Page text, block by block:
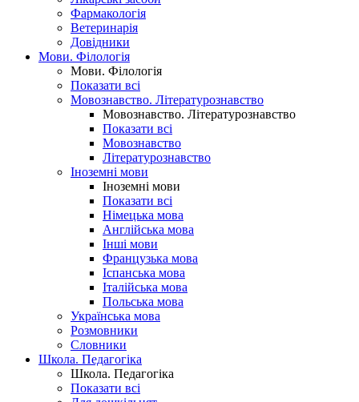
Фармакологія
Ветеринарія
Довідники
Мови. Філологія
Мови. Філологія
Показати всі
Мовознавство. Літературознавство
Мовознавство. Літературознавство
Показати всі
Мовознавство
Літературознавство
Іноземні мови
Іноземні мови
Показати всі
Німецька мова
Англійська мова
Інші мови
Французька мова
Іспанська мова
Італійська мова
Польська мова
Українська мова
Розмовники
Словники
Школа. Педагогіка
Школа. Педагогіка
Показати всі